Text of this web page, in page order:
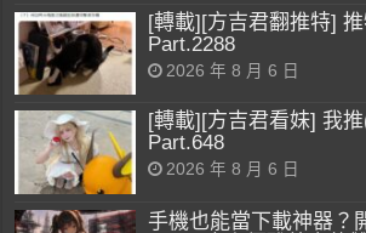
[轉載][方吉君翻推特]
Part.2288
2026 年 8 月 6 日
[轉載][方吉君看妹] 我
Part.648
2026 年 8 月 6 日
手機也能當下載神器？